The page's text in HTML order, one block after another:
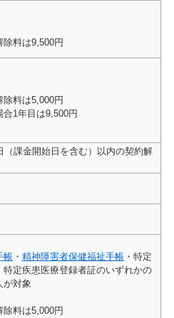
料は9,500円
料は5,000円
1年目は9,500円
（課金開始日を含む）以内の契約解
帳・ 精神障害者保健福祉手帳・特定
定疾患医療登録者証のいずれかの
が対象
料は5,000円